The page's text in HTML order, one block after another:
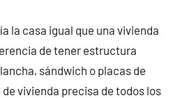
la casa igual que una vivienda
de tener estructura
sándwich o placas de
vivienda precisa de todos los